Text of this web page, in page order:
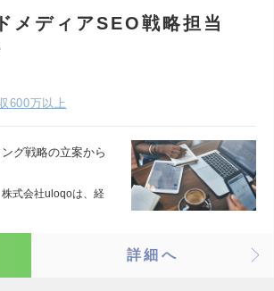
メディアSEO戦略担当
600万以上
グ戦略の立案から
株式会社uloqoは、経
詳細へ